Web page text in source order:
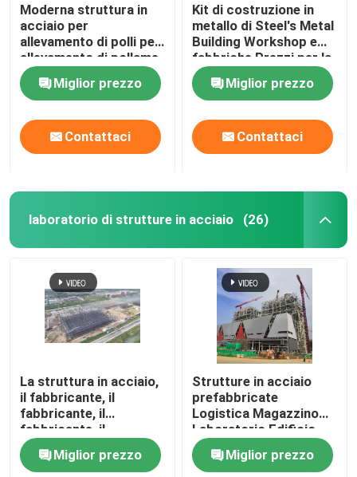
Moderna struttura in
acciaio per
allevamento di polli per
allevamento di pollame,
costruzione di
strutture in acciaio
leggero per pollame
Miglior prezzo
Contattaci
Kit di costruzione in
metallo di Steel's Metal
Building Workshop e
fabbriche Prezzi per la
costruzione di
strutture in acciaio
Miglior prezzo
Contattaci
laboratorio di strutture in acciaio (26)
La struttura in acciaio,
il fabbricante, il
fabbricante, il
fabbricante, il
fabbricante
Miglior prezzo
Strutture in acciaio
prefabbricate
Logistica Magazzino
Laboratorio Edificio
industriale Edificio
commerciale
Miglior prezzo